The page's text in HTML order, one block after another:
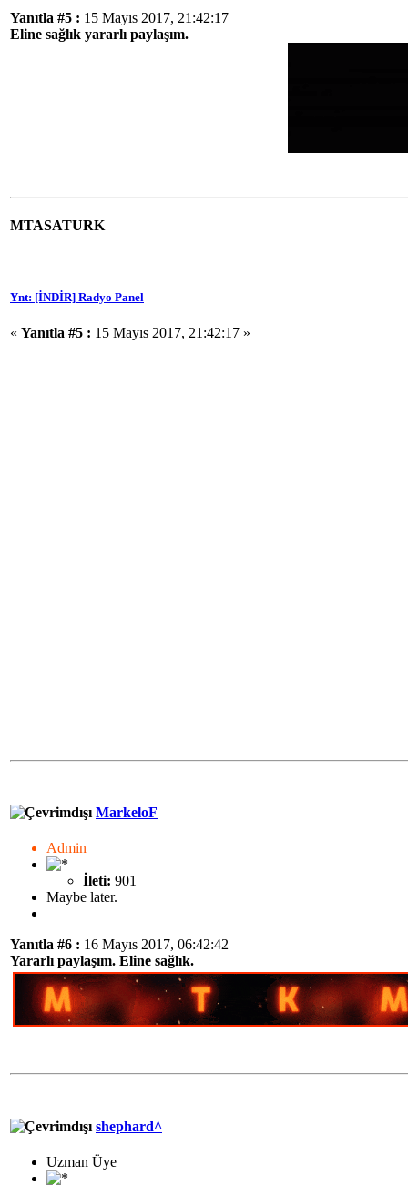
Yanıtla #5 : 15 Mayıs 2017, 21:42:17
Eline sağlık yararlı paylaşım.
MTASATURK
Ynt: [İNDİR] Radyo Panel
« Yanıtla #5 : 15 Mayıs 2017, 21:42:17 »
MarkeloF
Admin
İleti: 901
Maybe later.
Yanıtla #6 : 16 Mayıs 2017, 06:42:42
Yararlı paylaşım. Eline sağlık.
shephard^
Uzman Üye